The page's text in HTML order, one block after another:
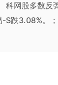
网股多数
跌3.08%。